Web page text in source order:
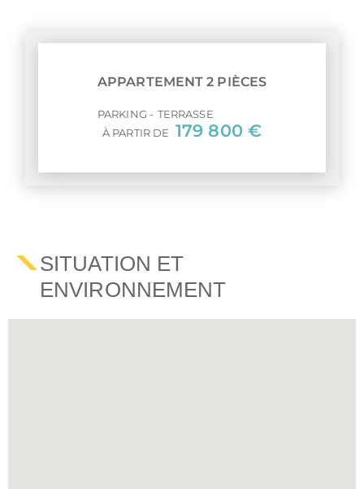
APPARTEMENT 2 PIÈCES
PARKING
TERRASSE
À PARTIR DE
179 800 €
SITUATION ET
ENVIRONNEMENT